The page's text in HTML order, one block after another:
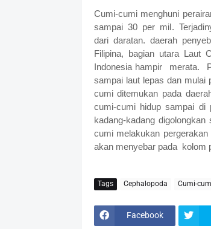
Cumi-cumi menghuni
sampai 30 per mil.
dari daratan. daerah
Filipina, bagian utara Laut
Indonesia hampir merata.
sampai laut lepas dan mulai
cumi ditemukan pada
cumi-cumi hidup sampai di
kadang-kadang
cumi melakukan
akan menyebar pada kolom
Tags Cephalopoda Cumi-
Facebook